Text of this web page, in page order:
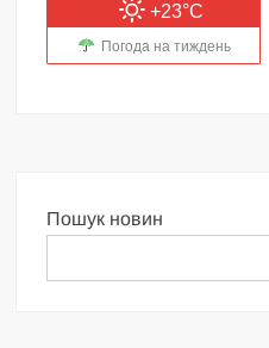
+23°C
Погода на тиждень
Пошук новин